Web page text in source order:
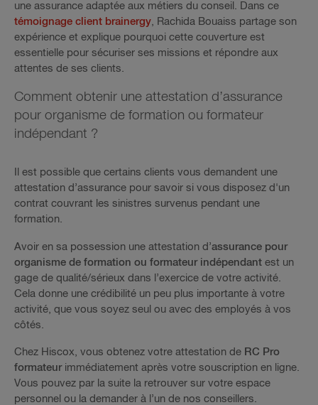
une assurance adaptée aux métiers du conseil. Dans ce
témoignage client brainergy, Rachida Bouaiss partage son
expérience et explique pourquoi cette couverture est
essentielle pour sécuriser ses missions et répondre aux
attentes de ses clients.
Comment obtenir une attestation d’assurance
pour organisme de formation ou formateur
indépendant ?
Il est possible que certains clients vous demandent une
attestation d’assurance pour savoir si vous disposez d'un
contrat couvrant les sinistres survenus pendant une
formation.
Avoir en sa possession une attestation d’assurance pour
organisme de formation ou formateur indépendant est un
gage de qualité/sérieux dans l’exercice de votre activité.
Cela donne une crédibilité un peu plus importante à votre
activité, que vous soyez seul ou avec des employés à vos
côtés.
Chez Hiscox, vous obtenez votre attestation de RC Pro
formateurimmédiatement après votre souscription en ligne.
Vous pouvez par la suite la retrouver sur votre espace
personnel ou la demander à l’un de nos conseillers.